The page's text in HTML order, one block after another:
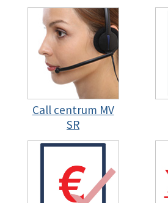
Call centrum MV
SR